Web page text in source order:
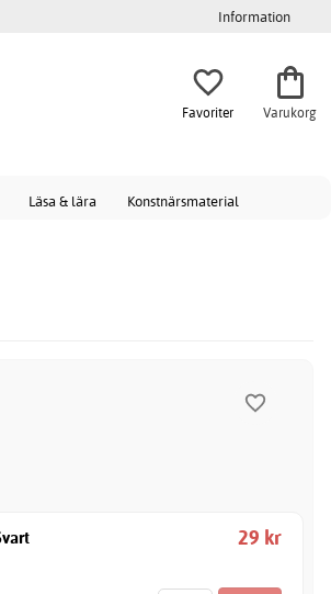
Information
Favoriter Varukorg
Läsa & lära Konstnärsmaterial
29 kr